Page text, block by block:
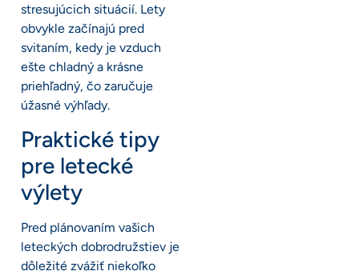
stresujúcich situácií. Lety
obvykle začínajú pred
svitaním, kedy je vzduch
ešte chladný a krásne
priehľadný, čo zaručuje
úžasné výhľady.
Praktické tipy
pre letecké
výlety
Pred plánovaním vašich
leteckých dobrodružstiev je
dôležité zvážiť niekoľko